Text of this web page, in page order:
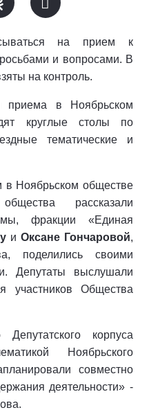
на прием к
и вопросами. В
на контроль.
в Ноябрьском
круглые столы по
тематические и
в Ноябрьском обществе
рассказали
фракции «Единая
и Оксане Гончаровой,
поделились своими
Депутаты выслушали
участников Общества
корпуса
Ноябрьского
совместно
деятельности» -